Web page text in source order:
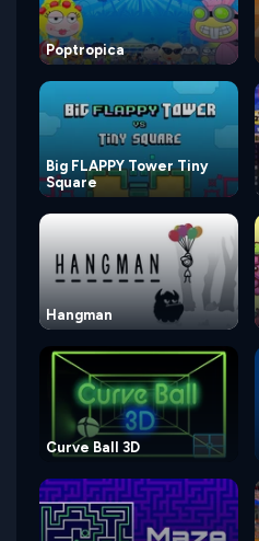
Poptropica
Big FLAPPY Tower Tiny
Square
Hangman
Curve Ball 3D